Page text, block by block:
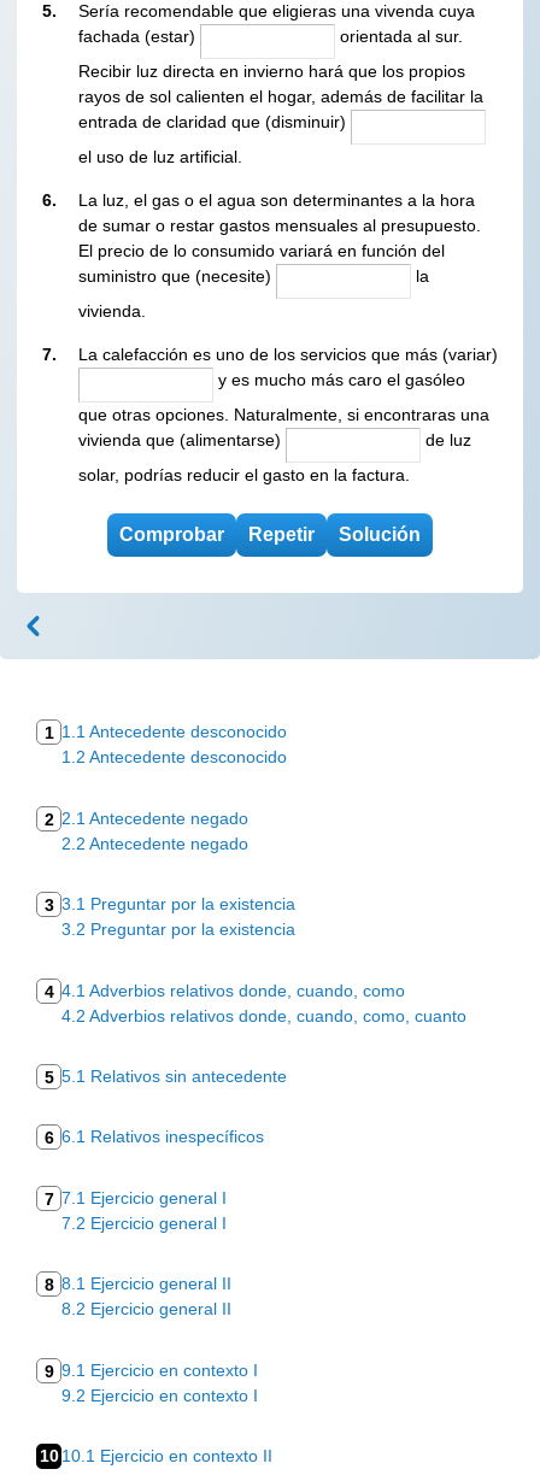
5.
Sería recomendable que eligieras una vivenda cuya
fachada (estar)
orientada al sur.
Recibir luz directa en invierno hará que los propios
rayos de sol calienten el hogar, además de facilitar la
entrada de claridad que (disminuir)
el uso de luz artificial.
6.
La luz, el gas o el agua son determinantes a la hora
de sumar o restar gastos mensuales al presupuesto.
El precio de lo consumido variará en función del
suministro que (necesite)
la
vivienda.
7.
La calefacción es uno de los servicios que más (variar)
y es mucho más caro el gasóleo
que otras opciones. Naturalmente, si encontraras una
vivienda que (alimentarse)
de luz
solar, podrías reducir el gasto en la factura.
1 1.1 Antecedente desconocido
1.2 Antecedente desconocido
2 2.1 Antecedente negado
2.2 Antecedente negado
3 3.1 Preguntar por la existencia
3.2 Preguntar por la existencia
4 4.1 Adverbios relativos donde, cuando, como
4.2 Adverbios relativos donde, cuando, como, cuanto
5 5.1 Relativos sin antecedente
6 6.1 Relativos inespecíficos
7 7.1 Ejercicio general I
7.2 Ejercicio general I
8 8.1 Ejercicio general II
8.2 Ejercicio general II
9 9.1 Ejercicio en contexto I
9.2 Ejercicio en contexto I
10 10.1 Ejercicio en contexto II